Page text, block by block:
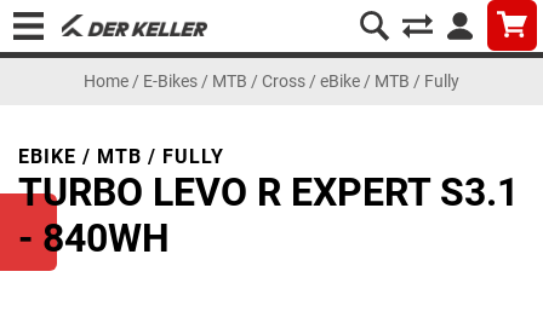
Home / E-Bikes / MTB / Cross / eBike / MTB / Fully
EBIKE / MTB / FULLY
TURBO LEVO R EXPERT S3.1
- 840WH